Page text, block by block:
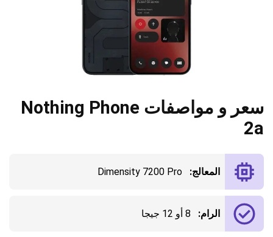
سعر و مواصفات Nothing Phone
2a
المعالج: Dimensity 7200 Pro
الرام: 8 أو 12 جيجا